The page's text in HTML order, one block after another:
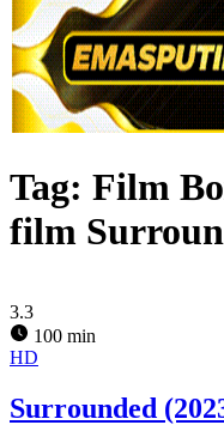
Tag: Film
film
3.3
100 min
HD
Surrounded